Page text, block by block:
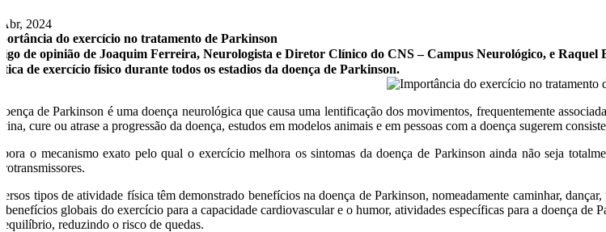
2024
do exercício no tratamento de Parkinson
de opinião de Joaquim Ferreira, Neurologista e Diretor Clínico do CNS – Campus Neurológico, e
de exercício físico durante todos os estadios da doença de Parkinson.
de Parkinson é uma doença neurológica que causa uma lentificação dos movimentos, frequentemente
cure ou atrase a progressão da doença, estudos em modelos animais e em pessoas com a doença sugerem
o mecanismo exato pelo qual o exercício melhora os sintomas da doença de Parkinson ainda não seja
tipos de atividade física têm demonstrado benefícios na doença de Parkinson, nomeadamente caminhar,
benefícios globais do exercício para a capacidade cardiovascular e o humor, atividades específicas para a doença
equilíbrio, reduzindo o risco de quedas.